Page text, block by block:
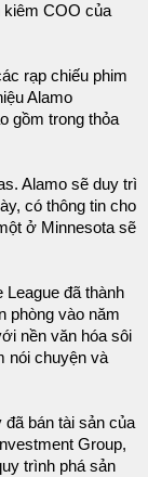
kiêm COO của
rạp chiếu phim
Alamo
gồm trong thỏa
Alamo sẽ duy trì
có thông tin cho
ở Minnesota sẽ
League đã thành
phòng vào năm
nền văn hóa sôi
nói chuyện và
đã bán tài sản của
Group,
trình phá sản